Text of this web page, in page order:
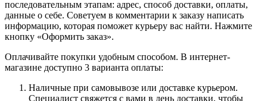
последовательным этапам: адрес, способ доставки, оплаты,
данные о себе. Советуем в комментарии к заказу написать
информацию, которая поможет курьеру вас найти. Нажмите
кнопку «Оформить заказ».
Оплачивайте покупки удобным способом. В интернет-
магазине доступно 3 варианта оплаты:
Наличные при самовывозе или доставке курьером.
Специалист свяжется с вами в день доставки, чтобы